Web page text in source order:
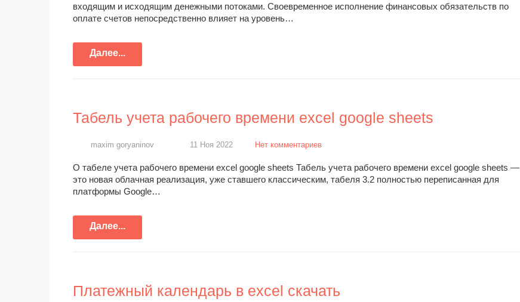
входящим и исходящим денежными потоками. Своевременное исполнение финансовых обязательств по
оплате счетов непосредственно влияет на уровень…
Далее...
Табель учета рабочего времени excel google sheets
maxim goryaninov 11 Ноя 2022 Нет комментариев
О табеле учета рабочего времени excel google sheets Табель учета рабочего времени excel google sheets —
это новая облачная реализация, уже ставшего классическим, табеля 3.2 полностью переписанная для
платформы Google…
Далее...
Платежный календарь в excel скачать